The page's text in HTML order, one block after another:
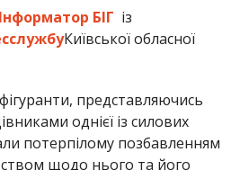
Інформатор БІГ із
Київської обласної
представляючись
однієї із силових
потерпілому позбавленням
щодо нього та його